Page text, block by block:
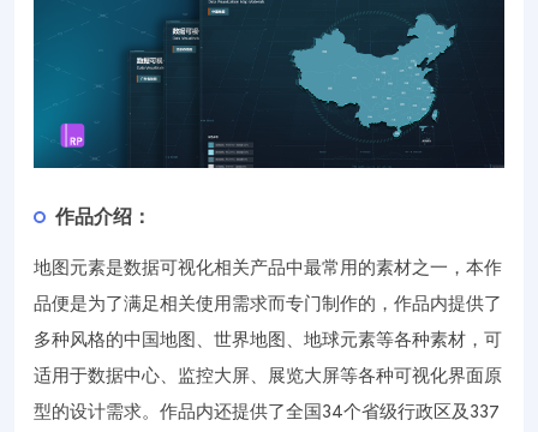
作品介绍：
地图元素是数据可视化相关产品中最常用的素材之一，本作
品便是为了满足相关使用需求而专门制作的，作品内提供了
多种风格的中国地图、世界地图、地球元素等各种素材，可
适用于数据中心、监控大屏、展览大屏等各种可视化界面原
型的设计需求。作品内还提供了全国34个省级行政区及337